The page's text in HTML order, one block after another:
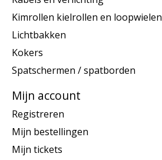
Kimrollen kielrollen en loopwielen
Lichtbakken
Kokers
Spatschermen / spatborden
Mijn account
Registreren
Mijn bestellingen
Mijn tickets